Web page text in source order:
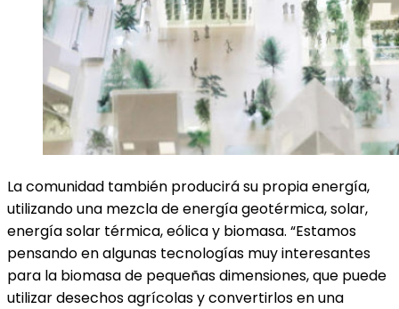
La comunidad también producirá su propia energía,
utilizando una mezcla de energía geotérmica, solar,
energía solar térmica, eólica y biomasa. “Estamos
pensando en algunas tecnologías muy interesantes
para la biomasa de pequeñas dimensiones, que puede
utilizar desechos agrícolas y convertirlos en una